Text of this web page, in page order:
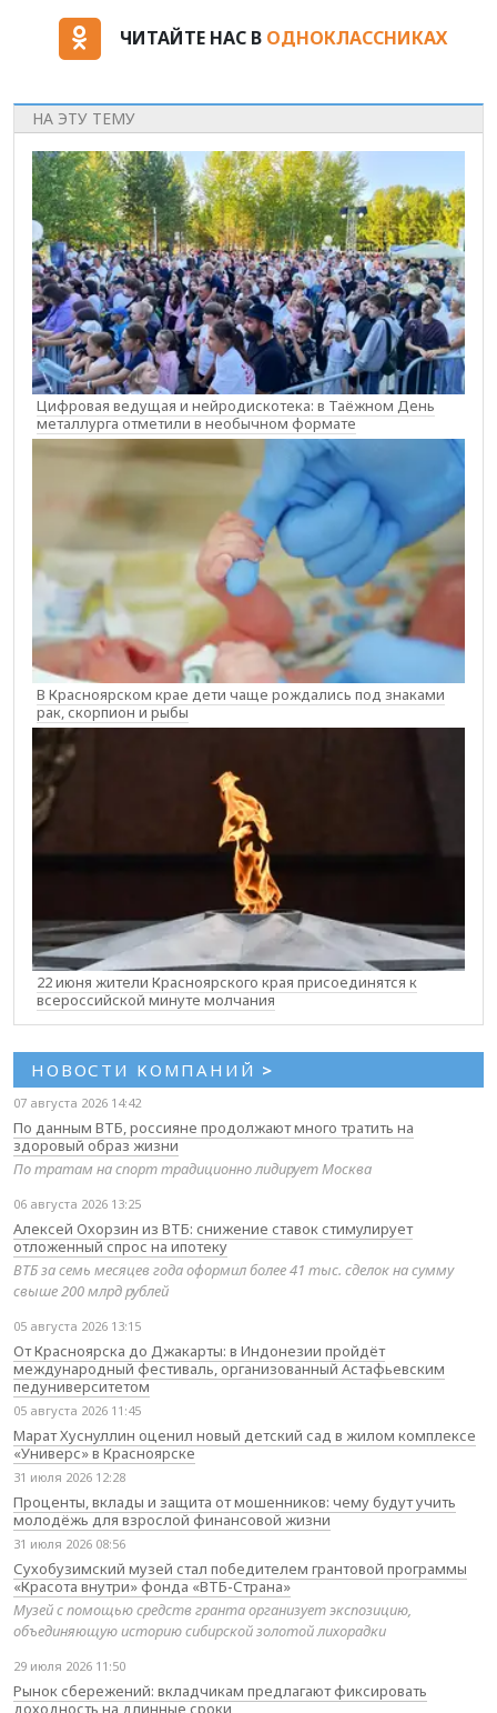
ЧИТАЙТЕ НАС В ОДНОКЛАССНИКАХ
НА ЭТУ ТЕМУ
Цифровая ведущая и нейродискотека: в Таёжном День
металлурга отметили в необычном формате
В Красноярском крае дети чаще рождались под знаками
рак, скорпион и рыбы
22 июня жители Красноярского края присоединятся к
всероссийской минуте молчания
НОВОСТИ КОМПАНИЙ >
07 августа 2026 14:42
По данным ВТБ, россияне продолжают много тратить на
здоровый образ жизни
По тратам на спорт традиционно лидирует Москва
06 августа 2026 13:25
Алексей Охорзин из ВТБ: снижение ставок стимулирует
отложенный спрос на ипотеку
ВТБ за семь месяцев года оформил более 41 тыс. сделок на сумму
свыше 200 млрд рублей
05 августа 2026 13:15
От Красноярска до Джакарты: в Индонезии пройдёт
международный фестиваль, организованный Астафьевским
педуниверситетом
05 августа 2026 11:45
Марат Хуснуллин оценил новый детский сад в жилом комплексе
«Универс» в Красноярске
31 июля 2026 12:28
Проценты, вклады и защита от мошенников: чему будут учить
молодёжь для взрослой финансовой жизни
31 июля 2026 08:56
Сухобузимский музей стал победителем грантовой программы
«Красота внутри» фонда «ВТБ-Страна»
Музей с помощью средств гранта организует экспозицию,
объединяющую историю сибирской золотой лихорадки
29 июля 2026 11:50
Рынок сбережений: вкладчикам предлагают фиксировать
доходность на длинные сроки